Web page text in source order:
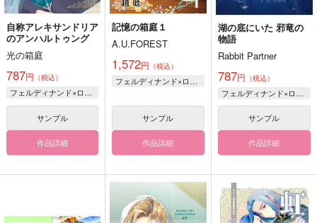
自称アレキサンドリア
のアンハルトゥング
光の箱庭
787円 （税込）
フェルディナンド×ローゼマイン
サンプル
作品詳細
記憶の箱庭１
A.U.FOREST
1,572円 （税込）
フェルディナンド×ローゼマイン
サンプル
作品詳細
湖の底にいた 邪竜の
物語
Rabbit Partner
787円 （税込）
フェルディナンド×ローゼマイン
サンプル
作品詳細